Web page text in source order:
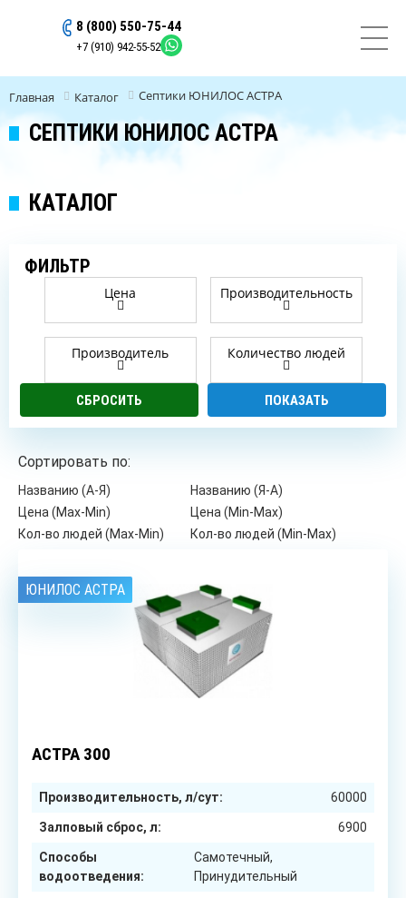
8 (800) 550-75-44
+7 (910) 942-55-52
Главная Каталог Септики ЮНИЛОС АСТРА
СЕПТИКИ ЮНИЛОС АСТРА
КАТАЛОГ
ФИЛЬТР
Цена Производительность
Производитель Количество людей
Сортировать по:
Названию (А-Я)
Названию (Я-А)
Цена (Max-Min)
Цена (Min-Max)
Кол-во людей (Max-Min)
Кол-во людей (Min-Max)
ЮНИЛОС АСТРА
АСТРА 300
Производительность, л/сут: 60000
Залповый сброс, л: 6900
Способы
водоотведения:
Самотечный,
Принудительный